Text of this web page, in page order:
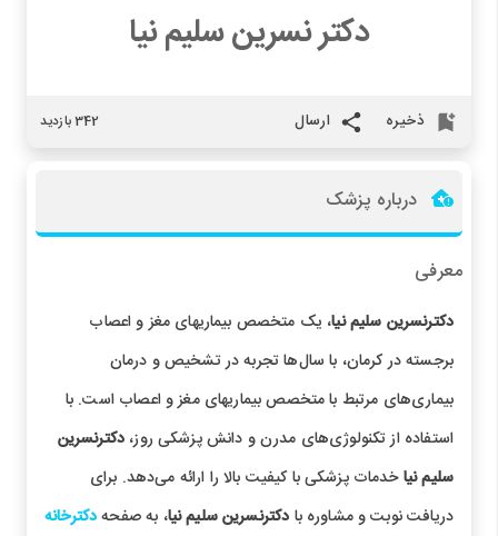
دکتر نسرین سلیم نیا
ذخیره ارسال 342 بازدید
درباره پزشک
معرفی
دکترنسرین سلیم نیا، یک متخصص بیماریهای مغز و اعصاب
برجسته در کرمان، با سال‌ها تجربه در تشخیص و درمان
بیماری‌های مرتبط با متخصص بیماریهای مغز و اعصاب است. با
استفاده از تکنولوژی‌های مدرن و دانش پزشکی روز، دکترنسرین
سلیم نیاخدمات پزشکی با کیفیت بالا را ارائه می‌دهد. برای
دریافت نوبت و مشاوره با دکترنسرین سلیم نیا، به صفحهدکترخانه